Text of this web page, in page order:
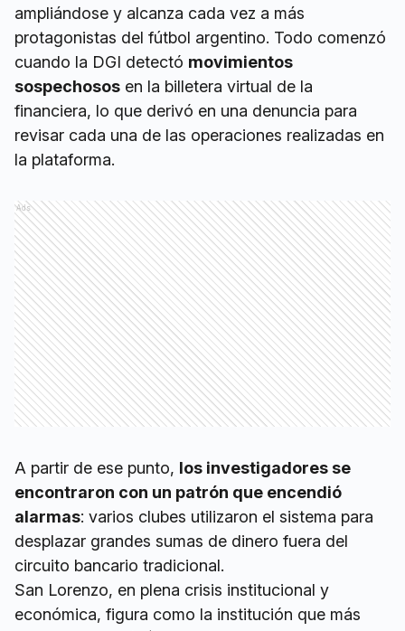
ampliándose y alcanza cada vez a más
protagonistas del fútbol argentino. Todo comenzó
cuando la DGI detectó movimientos
sospechosos en la billetera virtual de la
financiera, lo que derivó en una denuncia para
revisar cada una de las operaciones realizadas en
la plataforma.
Ads
A partir de ese punto, los investigadores se
encontraron con un patrón que encendió
alarmas: varios clubes utilizaron el sistema para
desplazar grandes sumas de dinero fuera del
circuito bancario tradicional.
San Lorenzo, en plena crisis institucional y
económica, figura como la institución que más